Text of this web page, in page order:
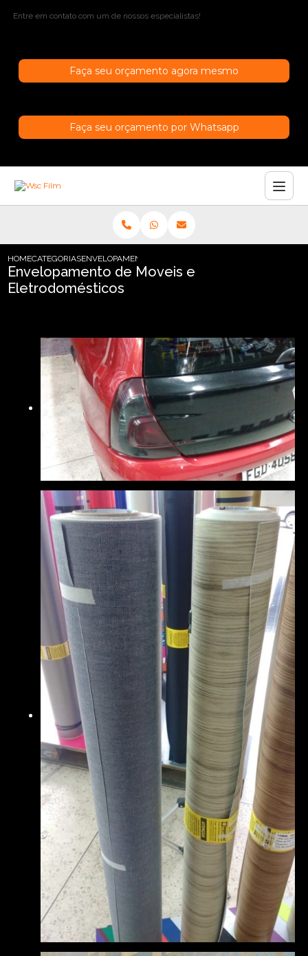
Entre em contato com um de nossos especialistas!
Faça seu orçamento agora mesmo
Faça seu orçamento por Whatsapp
HOMECATEGORIASENVELOPAMENTO DE MOVEIS E ELETRODOMESTICOS
Envelopamento de Moveis e
Eletrodomésticos